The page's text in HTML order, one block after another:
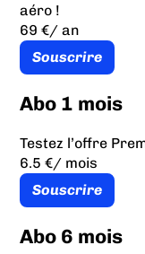
aéro !
69 €/ an
Souscrire
Abo 1 mois
Testez l’offre
6.5 €/ mois
Souscrire
Abo 6 mois